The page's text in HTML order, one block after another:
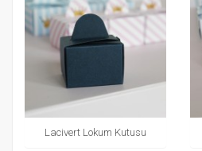
Lacivert Lokum Kutusu